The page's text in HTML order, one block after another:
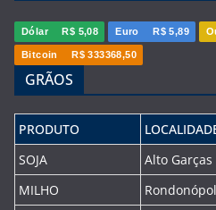
Dólar R$ 5,08 Euro R$ 5,89
Bitcoin R$ 333368,50
GRÃOS
PRODUTO
SOJA
Alto Garças
MILHO